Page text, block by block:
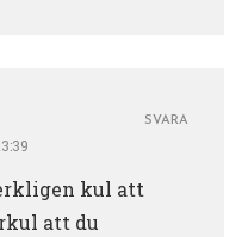
kul att
att du
SVARA